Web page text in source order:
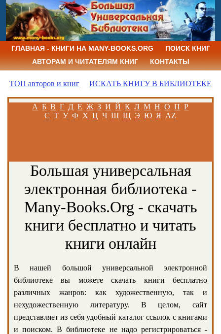
ГЛАВНАЯ - КНИГИ НА MANY-BOOKS.ORG
ПОИСК КНИГ
АВТОРАМ И ЧИТАТЕЛЯМ КНИГ
КОНТАКТЫ
ТОП авторов и книг ИСКАТЬ КНИГУ В БИБЛИОТЕКЕ
А Б В Г Д Е Ж З И Й К Л М Н О П Р
С Т У Ф Х Ц Ч Ш Щ Э Ю Я AZ
Большая универсальная
электронная библиотека -
Many-Books.Org - скачать
книги бесплатно и читать
книги онлайн
В нашей большой универсальной электронной
библиотеке вы можете скачать книги бесплатно
различных жанров: как художественную, так и
нехудожественную литературу. В целом, сайт
представляет из себя удобный каталог ссылок с книгами
и поиском. В библиотеке не надо регистрироваться -